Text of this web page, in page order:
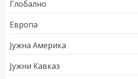
Глобално
Европа
Јужна Америка
Јужни Кавказ